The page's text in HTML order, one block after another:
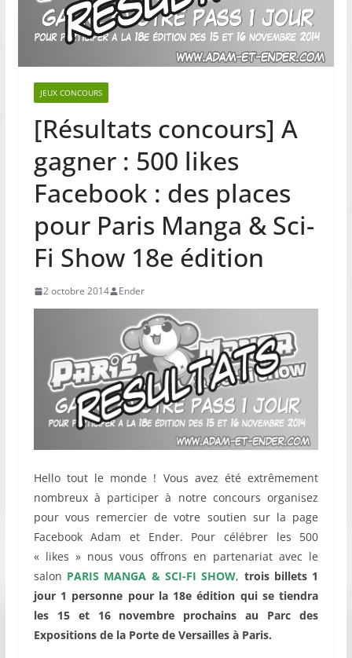
JEUX CONCOURS
[Résultats concours] A
gagner : 500 likes
Facebook : des places
pour Paris Manga & Sci-
Fi Show 18e édition
2 octobre 2014 Ender
Hello tout le monde ! Vous avez été extrêmement
nombreux à participer à notre concours organisez
pour vous remercier de votre soutien sur la page
Facebook Adam et Ender. Pour célébrer les 500
« likes » nous vous offrons en partenariat avec le
salon PARIS MANGA & SCI-FI SHOW, trois billets 1
jour 1 personne pour la 18e édition qui se tiendra
les 15 et 16 novembre prochains au Parc des
Expositions de la Porte de Versailles à Paris.